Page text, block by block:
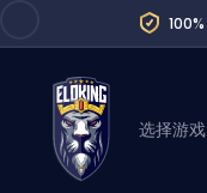
100%
选择游戏